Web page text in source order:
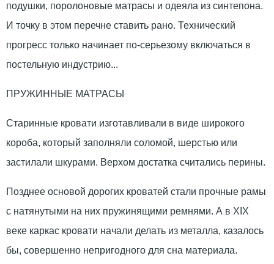
подушки, поролоновые матрасы и одеяла из синтепона.
И точку в этом перечне ставить рано. Технический
прогресс только начинает по-серьезому включаться в
постельную индустрию...
ПРУЖИННЫЕ МАТРАСЫ
Старинные кровати изготавливали в виде широкого
короба, который заполняли соломой, шерстью или
застилали шкурами. Верхом достатка считались перины.
Позднее основой дорогих кроватей стали прочные рамы
с натянутыми на них пружинящими ремнями. А в XIX
веке каркас кровати начали делать из металла, казалось
бы, совершенно непригодного для сна материала.